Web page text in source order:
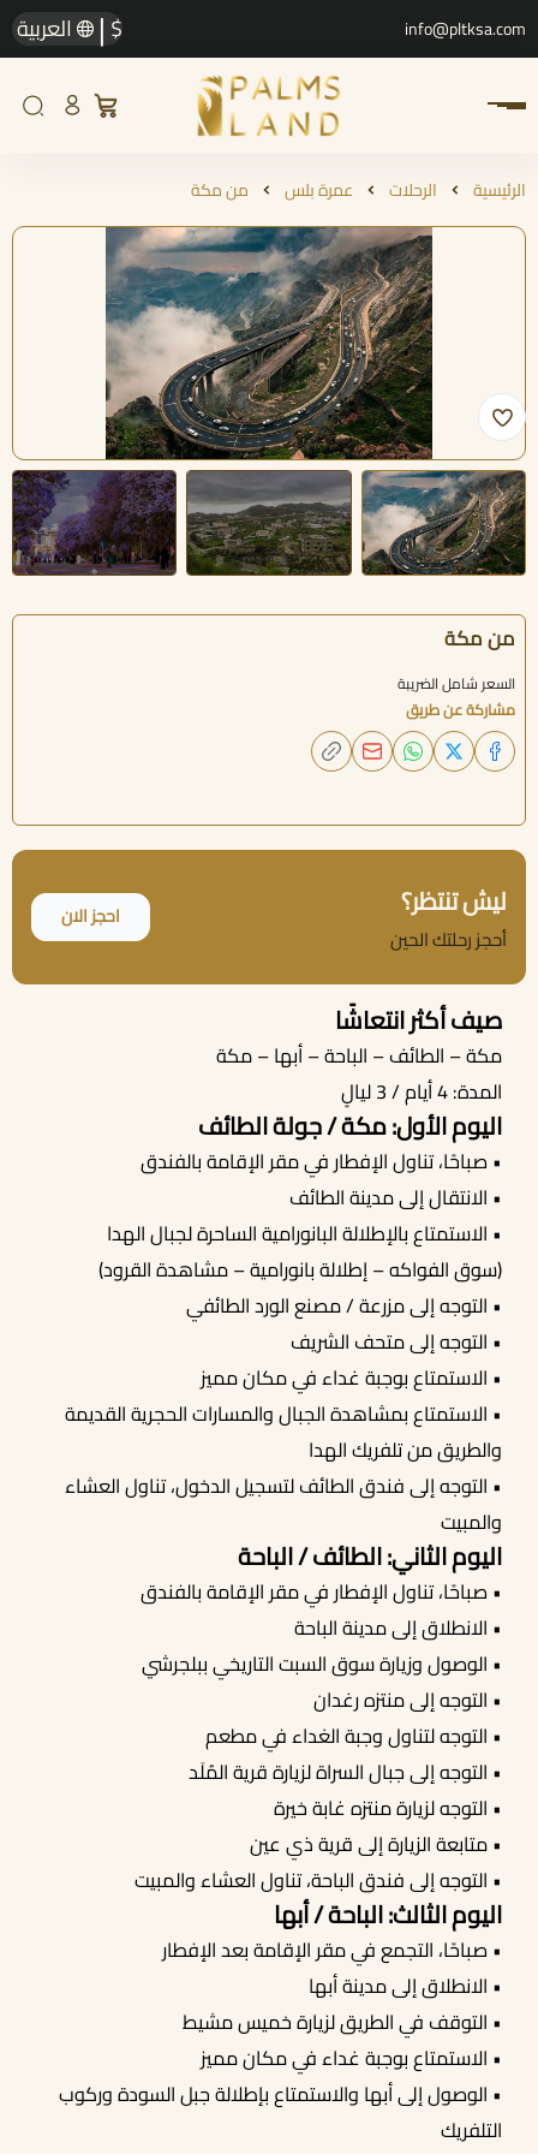
info@pltksa.com
$
| العربية
الرئيسية الرحلات عمرة بلس من مكة
من مكة
السعر شامل الضريبة
مشاركة عن طريق
ليش تنتظر؟
أحجز رحلتك الحين
احجز الان
أحجز الان
صيف أكثر انتعاشًا
مكة – الطائف – الباحة – أبها – مكة
المدة: 4 أيام / 3 ليالٍ
اليوم الأول: مكة / جولة الطائف
• صباحًا، تناول الإفطار في مقر الإقامة بالفندق
• الانتقال إلى مدينة الطائف
• الاستمتاع بالإطلالة البانورامية الساحرة لجبال الهدا
(سوق الفواكه – إطلالة بانورامية – مشاهدة القرود)
• التوجه إلى مزرعة / مصنع الورد الطائفي
• التوجه إلى متحف الشريف
• الاستمتاع بوجبة غداء في مكان مميز
• الاستمتاع بمشاهدة الجبال والمسارات الحجرية القديمة
والطريق من تلفريك الهدا
• التوجه إلى فندق الطائف لتسجيل الدخول، تناول العشاء
والمبيت
اليوم الثاني: الطائف / الباحة
• صباحًا، تناول الإفطار في مقر الإقامة بالفندق
• الانطلاق إلى مدينة الباحة
• الوصول وزيارة سوق السبت التاريخي ببلجرشي
• التوجه إلى منتزه رغدان
• التوجه لتناول وجبة الغداء في مطعم
• التوجه إلى جبال السراة لزيارة قرية المُلَد
• التوجه لزيارة منتزه غابة خيرة
• متابعة الزيارة إلى قرية ذي عين
• التوجه إلى فندق الباحة، تناول العشاء والمبيت
اليوم الثالث: الباحة / أبها
• صباحًا، التجمع في مقر الإقامة بعد الإفطار
• الانطلاق إلى مدينة أبها
• التوقف في الطريق لزيارة خميس مشيط
• الاستمتاع بوجبة غداء في مكان مميز
• الوصول إلى أبها والاستمتاع بإطلالة جبل السودة وركوب
التلفريك